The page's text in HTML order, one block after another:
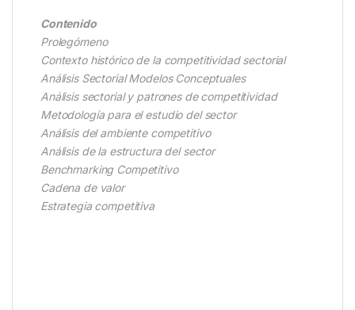
Contenido
Prolegómeno
Contexto histórico de la competitividad sectorial
Análisis Sectorial Modelos Conceptuales
Análisis sectorial y patrones de competitividad
Metodología para el estudio del sector
Análisis del ambiente competitivo
Análisis de la estructura del sector
Benchmarking Competitivo
Cadena de valor
Estrategia competitiva